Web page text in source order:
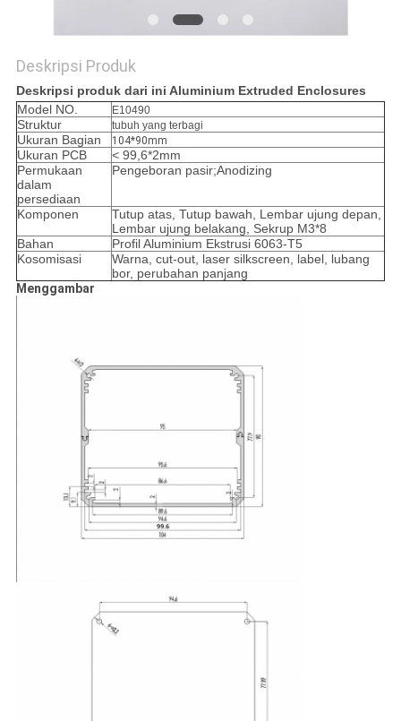
Deskripsi Produk
Deskripsi produk dari ini Aluminium Extruded Enclosures
Model NO.
E10490
Struktur tubuh yang terbagi
Ukuran Bagian 104*90mm
Ukuran PCB
< 99,6*2mm
Permukaan
dalam
persediaan
Pengeboran pasir;Anodizing
Komponen
Tutup atas, Tutup bawah, Lembar ujung depan,
Lembar ujung belakang, Sekrup M3*8
Bahan
Profil Aluminium Ekstrusi 6063-T5
Kosomisasi
Warna, cut-out, laser silkscreen, label, lubang
bor, perubahan panjang
Menggambar